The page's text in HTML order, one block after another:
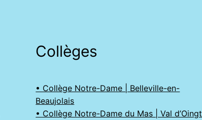
Collèges
• Collège Notre-Dame | Belleville-en-
Beaujolais
• Collège Notre-Dame du Mas | Val d’Oingt